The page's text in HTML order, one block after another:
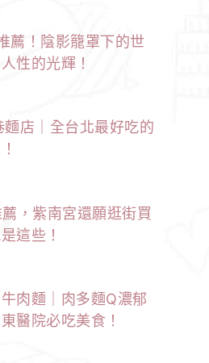
薦！陰影籠罩下的世
性的光輝！
麵店｜全台北最好吃的
，紫南宮還願逛街買
這些！
肉麵｜肉多麵Q濃郁
醫院必吃美食！